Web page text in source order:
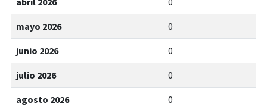
mayo 2026 0
junio 2026 0
julio 2026 0
agosto 2026 0